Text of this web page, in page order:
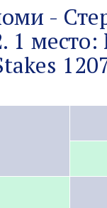
-
1